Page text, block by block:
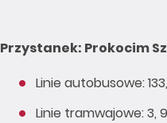
Przystanek: Prokocim
Linie autobusowe:
Linie tramwajowe: 3,